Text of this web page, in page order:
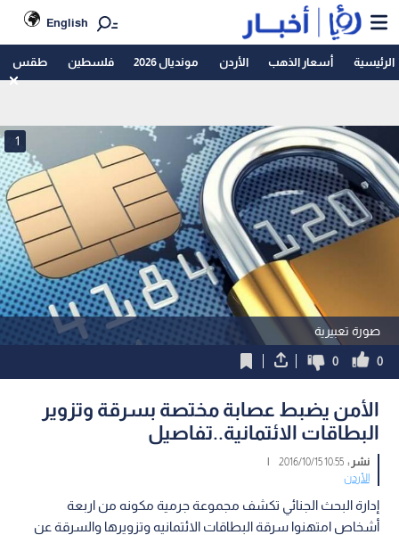
English
الرئيسية أسعار الذهب الأردن مونديال 2026 فلسطين طقس
صورة تعبيرية
1
0
0
الأمن يضبط عصابة مختصة بسرقة وتزوير
البطاقات الائتمانية..تفاصيل
نشر :10:55 2016/10/15
|
الأردن
إدارة البحث الجنائي تكشف مجموعة جرمية مكونه من اربعة
أشخاص امتهنوا سرقة البطاقات الائتمانيه وتزويرها والسرقة عن